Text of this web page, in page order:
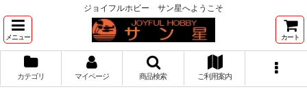
ジョイフルホビー サン星へようこそ
メニュー カート
カテゴリ マイページ 商品検索 ご利用案内